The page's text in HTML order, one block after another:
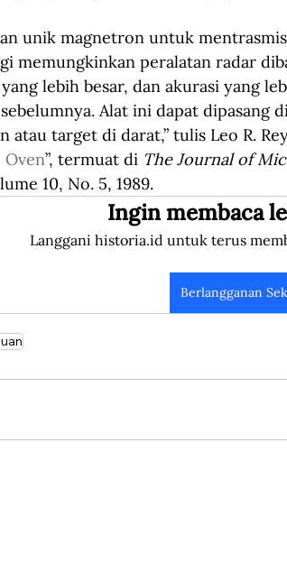
unik magnetron untuk
memungkinkan peralatan radar
lebih besar, dan akurasi yang
Alat ini dapat dipasang
atau target di darat,” tulis Leo R.
”, termuat di The Journal of
10, No. 5, 1989.
Ingin membaca
Langgani historia.id untuk terus
Berlangganan